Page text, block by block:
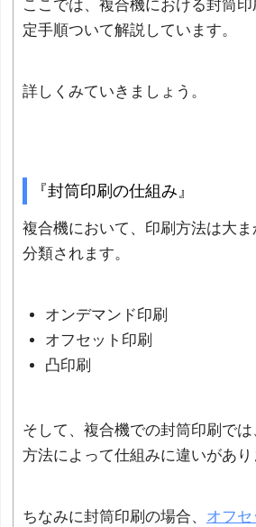
ここでは、複合機における封筒
定手順ついて解説しています。
詳しくみていきましょう。
『封筒印刷の仕組み』
複合機において、印刷方法は大
分類されます。
オンデマンド印刷
オフセット印刷
凸印刷
そして、複合機での封筒印刷では
方法によって仕組みに違いがあり
ちなみに封筒印刷の場合、 オフセ